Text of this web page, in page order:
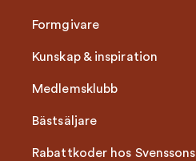
Formgivare
Kunskap & inspiration
Medlemsklubb
Bästsäljare
Rabattkoder hos Svenssons